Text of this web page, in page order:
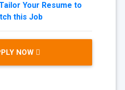
Your Resume to
this Job
NOW